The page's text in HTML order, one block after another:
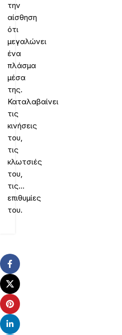
την
αίσθηση
ότι
μεγαλώνει
ένα
πλάσμα
μέσα
της.
Καταλαβαίνει
τις
κινήσεις
του,
τις
κλωτσιές
του,
τις…
επιθυμίες
του.